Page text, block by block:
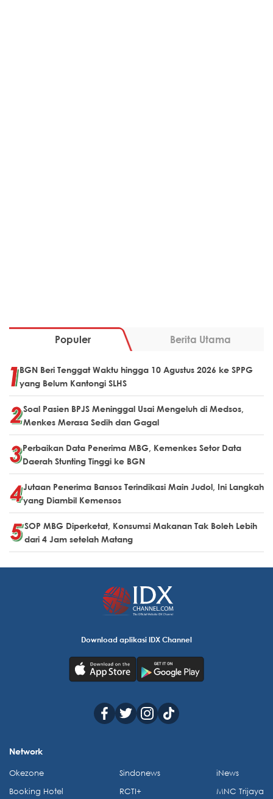
Populer Berita Utama
BGN Beri Tenggat Waktu hingga 10 Agustus 2026 ke SPPG
yang Belum Kantongi SLHS
Soal Pasien BPJS Meninggal Usai Mengeluh di Medsos,
Menkes Merasa Sedih dan Gagal
Perbaikan Data Penerima MBG, Kemenkes Setor Data
Daerah Stunting Tinggi ke BGN
Jutaan Penerima Bansos Terindikasi Main Judol, Ini Langkah
yang Diambil Kemensos
SOP MBG Diperketat, Konsumsi Makanan Tak Boleh Lebih
dari 4 Jam setelah Matang
Download aplikasi IDX Channel
Network
Okezone
Booking Hotel
Sindonews
RCTI+
iNews
MNC Trijaya